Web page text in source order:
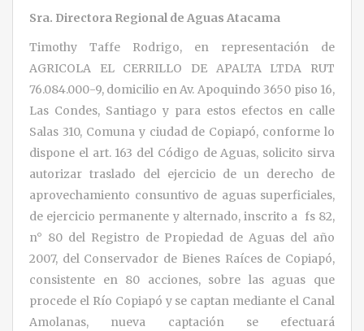
Sra. Directora Regional de Aguas Atacama
Timothy Taffe Rodrigo, en representación de
AGRICOLA EL CERRILLO DE APALTA LTDA RUT
76.084.000-9, domicilio en Av. Apoquindo 3650 piso 16,
Las Condes, Santiago y para estos efectos en calle
Salas 310, Comuna y ciudad de Copiapó, conforme lo
dispone el art. 163 del Código de Aguas, solicito sirva
autorizar traslado del ejercicio de un derecho de
aprovechamiento consuntivo de aguas superficiales,
de ejercicio permanente y alternado, inscrito a fs 82,
n° 80 del Registro de Propiedad de Aguas del año
2007, del Conservador de Bienes Raíces de Copiapó,
consistente en 80 acciones, sobre las aguas que
procede el Río Copiapó y se captan mediante el Canal
Amolanas, nueva captación se efectuará